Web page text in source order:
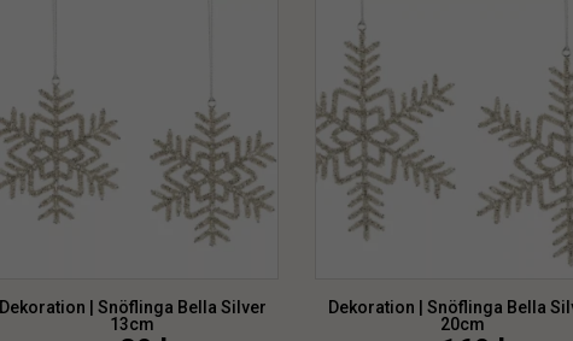
Dekoration | Snöflinga Bella Silver
13cm
Dekoration | Snöflinga Bella
20cm